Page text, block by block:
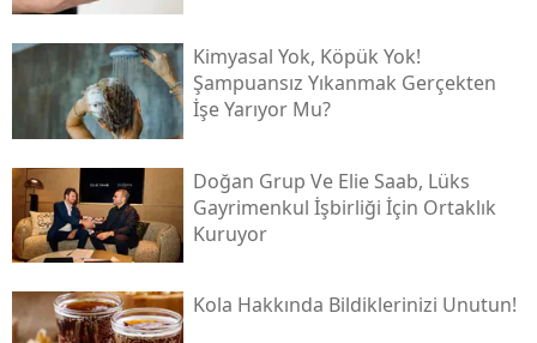
Kimyasal Yok, Köpük Yok!
Şampuansız Yıkanmak Gerçekten
İşe Yarıyor Mu?
Doğan Grup Ve Elie Saab, Lüks
Gayrimenkul İşbirliği İçin Ortaklık
Kuruyor
Kola Hakkında Bildiklerinizi Unutun!